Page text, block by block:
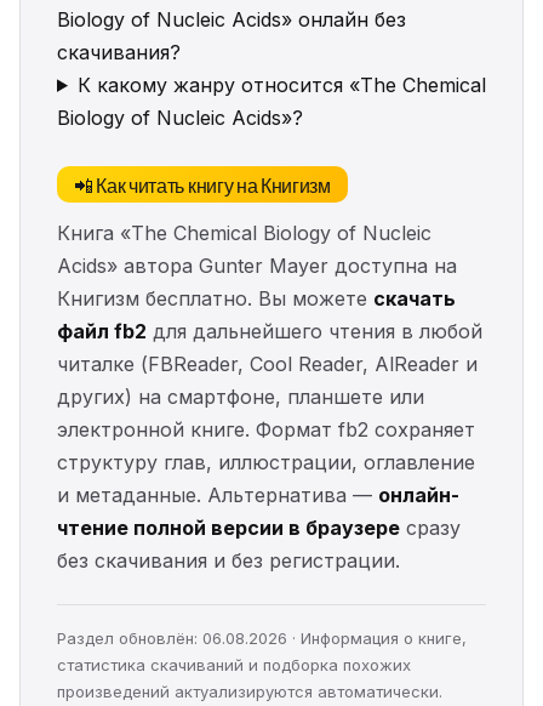
Biology of Nucleic Acids» онлайн без
скачивания?
К какому жанру относится «The Chemical
Biology of Nucleic Acids»?
📲 Как читать книгу на Книгизм
Книга «The Chemical Biology of Nucleic
Acids» автора Gunter Mayer доступна на
Книгизм бесплатно. Вы можете скачать
файл fb2 для дальнейшего чтения в любой
читалке (FBReader, Cool Reader, AlReader и
других) на смартфоне, планшете или
электронной книге. Формат fb2 сохраняет
структуру глав, иллюстрации, оглавление
и метаданные. Альтернатива — онлайн-
чтение полной версии в браузере сразу
без скачивания и без регистрации.
Раздел обновлён: 06.08.2026 · Информация о книге,
статистика скачиваний и подборка похожих
произведений актуализируются автоматически.